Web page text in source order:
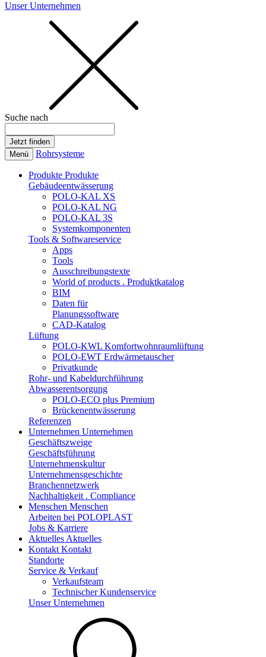
Unser Unternehmen
Suche nach
Menü Rohrsysteme
Produkte Produkte
Gebäudeentwässerung
POLO-KAL XS
POLO-KAL NG
POLO-KAL 3S
Systemkomponenten
Tools & Softwareservice
Apps
Tools
Ausschreibungstexte
World of products . Produktkatalog
BIM
Daten für
Planungssoftware
CAD-Katalog
Lüftung
POLO-KWL Komfortwohnraumlüftung
POLO-EWT Erdwärmetauscher
Privatkunde
Rohr- und Kabeldurchführung
Abwasserentsorgung
POLO-ECO plus Premium
Brückenentwässerung
Referenzen
Unternehmen Unternehmen
Geschäftszweige
Geschäftsführung
Unternehmenskultur
Unternehmensgeschichte
Branchennetzwerk
Nachhaltigkeit . Compliance
Menschen Menschen
Arbeiten bei POLOPLAST
Jobs & Karriere
Aktuelles Aktuelles
Kontakt Kontakt
Standorte
Service & Verkauf
Verkaufsteam
Technischer Kundenservice
Unser Unternehmen